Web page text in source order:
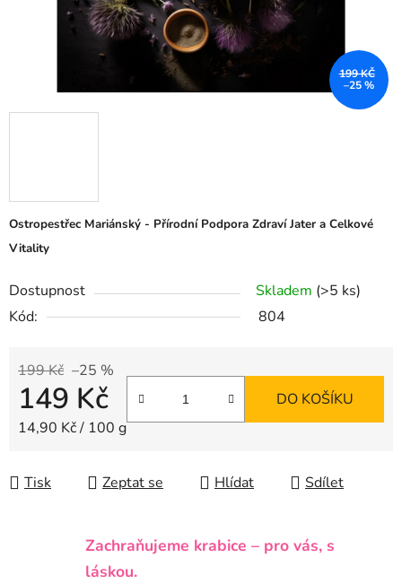
Ostropestřec Mariánský - Přírodní Podpora Zdraví Jater a Celkové
Vitality
Dostupnost Skladem (>5 ks)
Kód:
804
199 Kč –25 %
149 Kč
Měrná cena:
14,90 Kč / 100 g
DO KOŠÍKU
Tisk Zeptat se Hlídat Sdílet
199 KČ
–25 %
Zachraňujeme krabice – pro vás, s
láskou.